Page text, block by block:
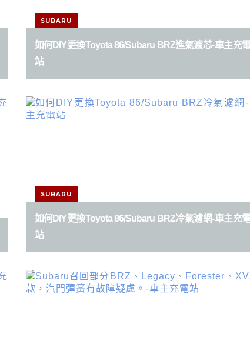
SUBARU
如何DIY更換Toyota 86/Subaru BRZ進氣濾芯-車主充電
站
SUBARU
如何DIY更換Toyota 86/Subaru BRZ冷氣濾網-車主充電
站